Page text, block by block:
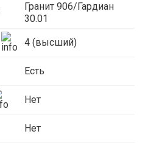
Гранит 906/Гардиан
30.01
4 (высший)
Есть
Нет
Нет